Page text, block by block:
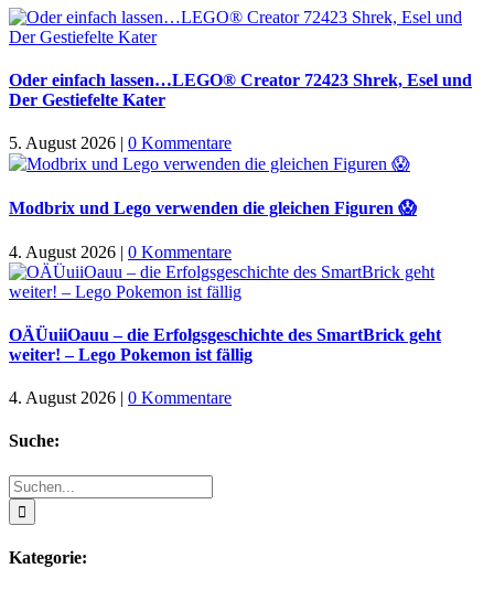
Oder einfach lassen…LEGO® Creator 72423 Shrek, Esel und
Der Gestiefelte Kater
5. August 2026 | 0 Kommentare
Modbrix und Lego verwenden die gleichen Figuren 😱
4. August 2026 | 0 Kommentare
OÄÜuiiOauu – die Erfolgsgeschichte des SmartBrick geht
weiter! – Lego Pokemon ist fällig
4. August 2026 | 0 Kommentare
Suche:
Suche
nach:
Kategorie: